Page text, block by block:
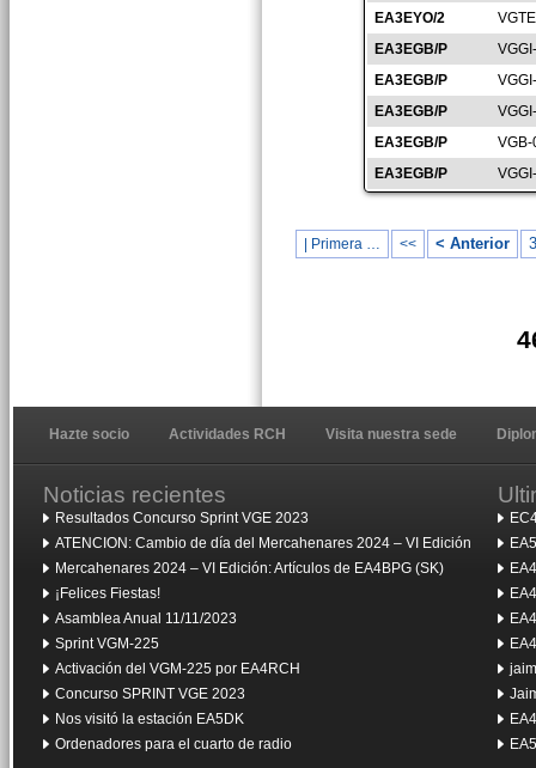
EA3EYO/2
EA3EGB/P
EA3EGB/P
EA3EGB/P
EA3EGB/P
EA3EGB/P
| Primera … << < Anterior
Hazte socio Actividades RCH Visita nuestra sede
Noticias recientes
Resultados Concurso Sprint VGE 2023
ATENCION: Cambio de día del Mercahenares 2024 – VI Edición
Mercahenares 2024 – VI Edición: Artículos de EA4BPG (SK)
¡Felices Fiestas!
Asamblea Anual 11/11/2023
Sprint VGM-225
Activación del VGM-225 por EA4RCH
Concurso SPRINT VGE 2023
Nos visitó la estación EA5DK
Ordenadores para el cuarto de radio